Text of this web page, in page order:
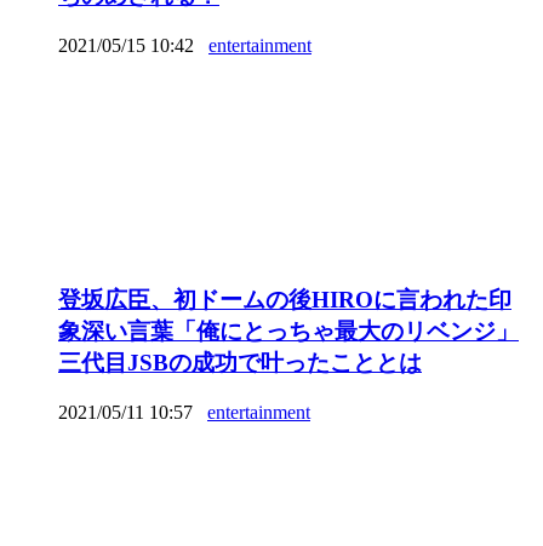
2021/05/15 10:42 entertainment
登坂広臣、初ドームの後HIROに言われた印
象深い言葉「俺にとっちゃ最大のリベンジ」
三代目JSBの成功で叶ったこととは
2021/05/11 10:57 entertainment